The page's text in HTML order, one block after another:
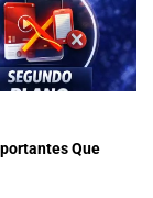
Que